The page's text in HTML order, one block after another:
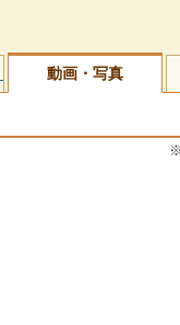
動画・写真